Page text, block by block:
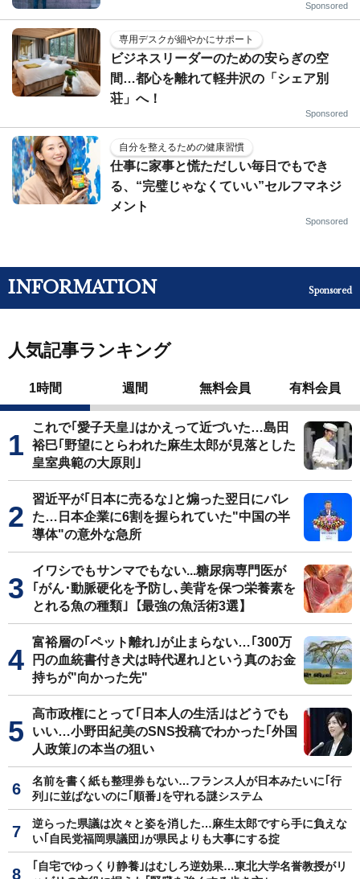
Sponsored
専用デスクが細やかにサポート
ビジネスリーダーのための安らぎの空
間…都心を離れて軽井沢の「シェア別
荘」へ！
Sponsored
自分を整えるための健康習慣
仕事に家事と慌ただしい毎日でもでき
る、“完璧じゃなくていい”セルフマネジ
メント
Sponsored
INFORMATION Sponsored
人気記事ランキング
1時間 週間 無料会員 有料会員
これで｢愛子天皇｣はかえって近づいた…島田
裕巳｢野望にとらわれた麻生太郎が見落とした
皇室典範の大原則｣
習近平が｢日本に売るな｣と煽った翌日にバレ
た…日本企業に6割を握られていた"中国の半
導体"の意外な急所
イワシでもサンマでもない...糖尿病専門医が
｢がん･動脈硬化を予防し､美背を保つ栄養素を
とれる魚の種類｣【最強の魚活術3選】
富裕層の｢ペット離れ｣が止まらない…｢300万
円の血統書付き犬は時代遅れ｣という真のお金
持ちが"向かった先"
高市政権にとって｢日本人の生活｣はどうでも
いい…小野田紀美のSNS投稿でわかった｢外国
人政策｣の本当の狙い
名前を書く紙も整理券もない…フランス人が日本みたいに｢行
列｣に並ばないのに｢順番｣を守れる謎システム
逆らった県議は次々と姿を消した…麻生太郎ですら手に負えな
い｢自民党福岡県議団｣が県民よりも大事にする掟
｢自宅でゆっくり静養｣はむしろ逆効果…東北大学名誉教授がリ